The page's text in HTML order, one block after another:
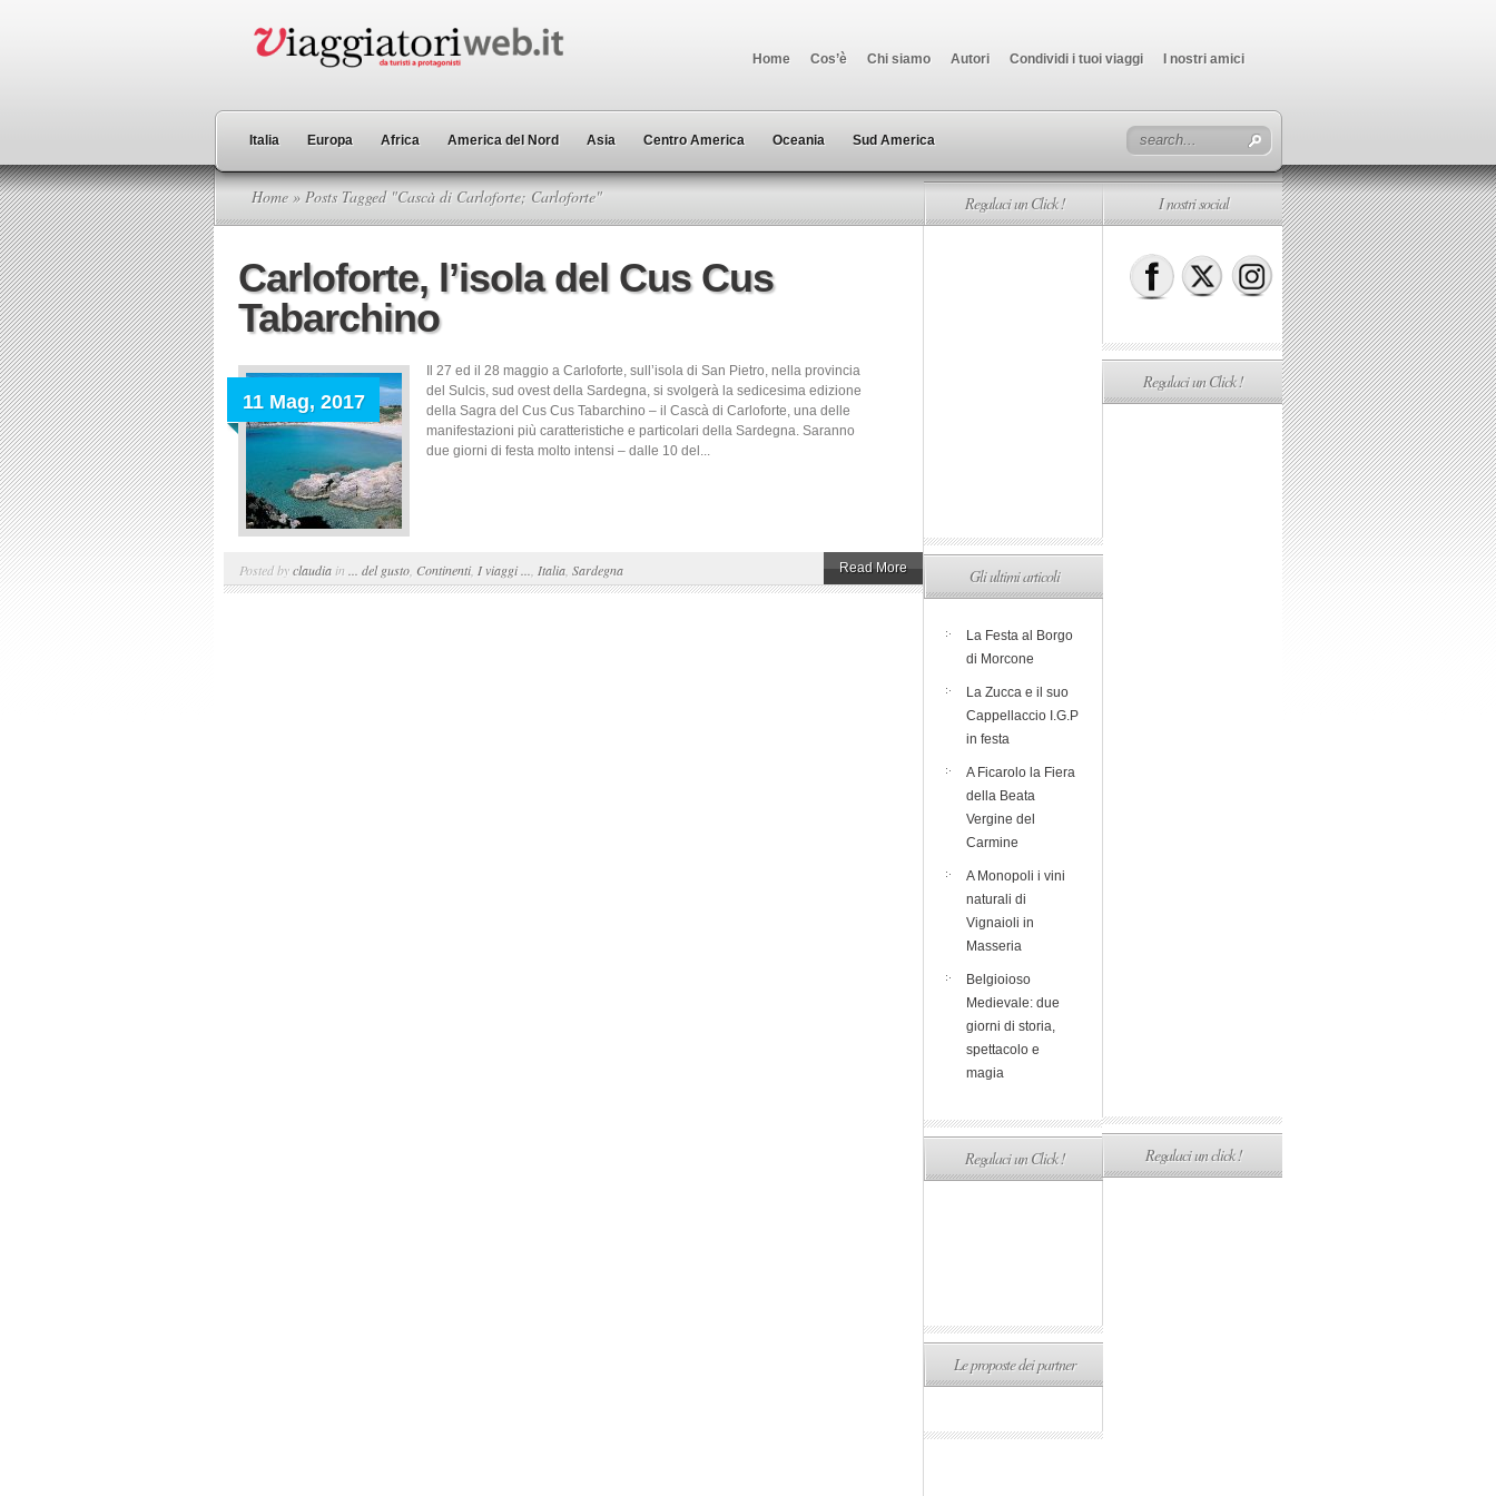
Home Cos’è Chi siamo Autori Condividi i tuoi viaggi I nostri amici
Italia Europa Africa America del Nord Asia Centro America Oceania Sud America
Home » Posts Tagged "Cascà di Carloforte; Carloforte"
Carloforte, l’isola del Cus Cus
Tabarchino
11 Mag, 2017
Il 27 ed il 28 maggio a Carloforte, sull’isola di San Pietro, nella provincia
del Sulcis, sud ovest della Sardegna, si svolgerà la sedicesima edizione
della Sagra del Cus Cus Tabarchino – il Cascà di Carloforte, una delle
manifestazioni più caratteristiche e particolari della Sardegna. Saranno
due giorni di festa molto intensi – dalle 10 del...
Posted byclaudia in ... del gusto Continenti, I viaggi ... Italia Sardegna Read More
Regalaci un Click !
Gli ultimi articoli
La Festa al Borgo
di Morcone
La Zucca e il suo
Cappellaccio I.G.P
in festa
A Ficarolo la Fiera
della Beata
Vergine del
Carmine
A Monopoli i vini
naturali di
Vignaioli in
Masseria
Belgioioso
Medievale: due
giorni di storia,
spettacolo e
magia
Regalaci un Click !
Le proposte dei partner
I nostri social
Regalaci un Click !
Regalaci un click !